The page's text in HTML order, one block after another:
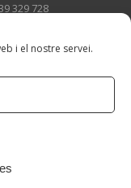
i el nostre servei.
329 728